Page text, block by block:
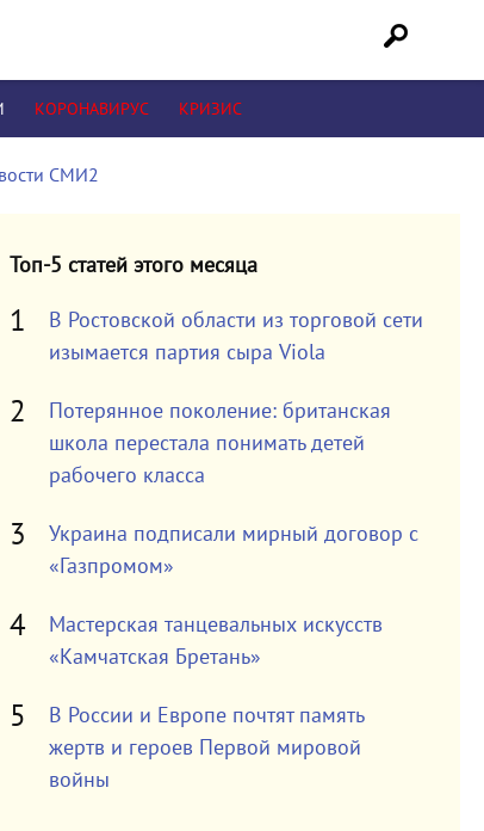
КОРОНАВИРУС КРИЗИС
СМИ2
Топ-5 статей этого месяца
В Ростовской области из торговой сети
изымается партия сыра Viola
Потерянное поколение: британская
школа перестала понимать детей
рабочего класса
Украина подписали мирный договор с
«Газпромом»
Мастерская танцевальных искусств
«Камчатская Бретань»
В России и Европе почтят память
жертв и героев Первой мировой
войны